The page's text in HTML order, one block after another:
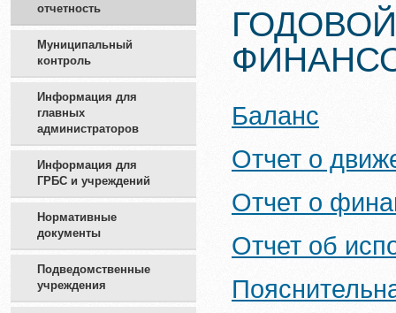
отчетность
Муниципальный
контроль
Информация для
главных
администраторов
Информация для
ГРБС и учреждений
Нормативные
документы
Подведомственные
учреждения
Баланс
Отчет о
Отчет о
Отчет об